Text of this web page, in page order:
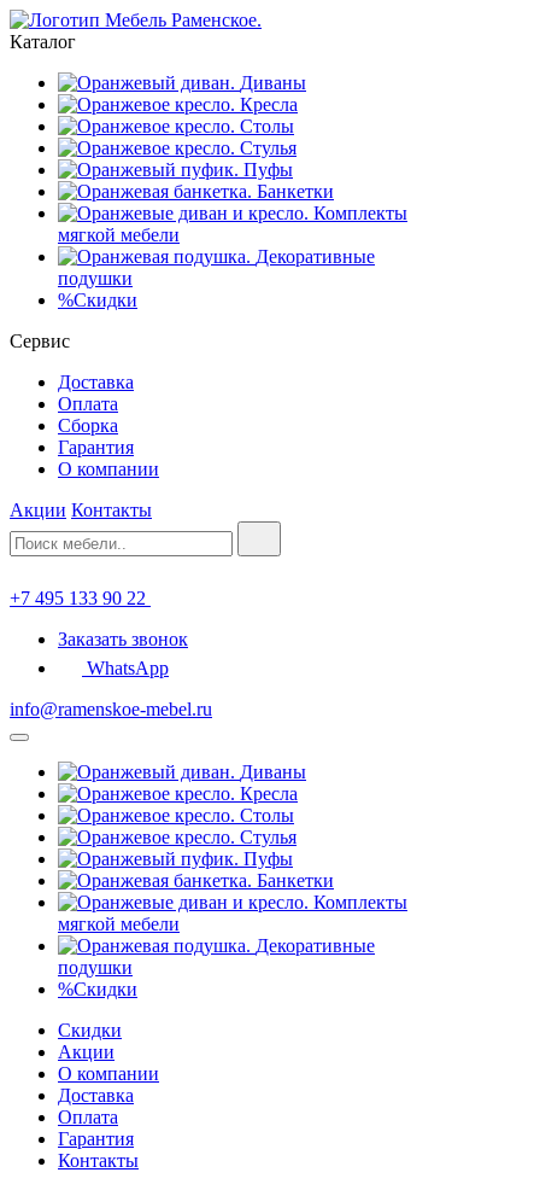
Каталог
Диваны
Кресла
Столы
Стулья
Пуфы
Банкетки
Комплекты
мягкой мебели
Декоративные
подушки
%Скидки
Сервис
Доставка
Оплата
Сборка
Гарантия
О компании
Акции Контакты
+7 495 133 90 22
Заказать звонок
WhatsApp
info@ramenskoe-mebel.ru
Диваны
Кресла
Столы
Стулья
Пуфы
Банкетки
Комплекты
мягкой мебели
Декоративные
подушки
%Скидки
Скидки
Акции
О компании
Доставка
Оплата
Гарантия
Контакты